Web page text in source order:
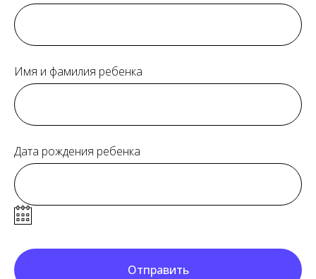
Имя и фамилия ребенка
Дата рождения ребенка
Отправить